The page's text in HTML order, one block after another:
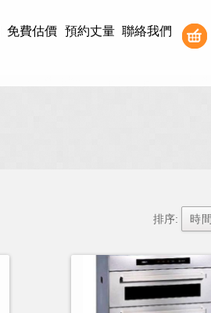
免費估價 預約丈量 聯絡我們
排序: